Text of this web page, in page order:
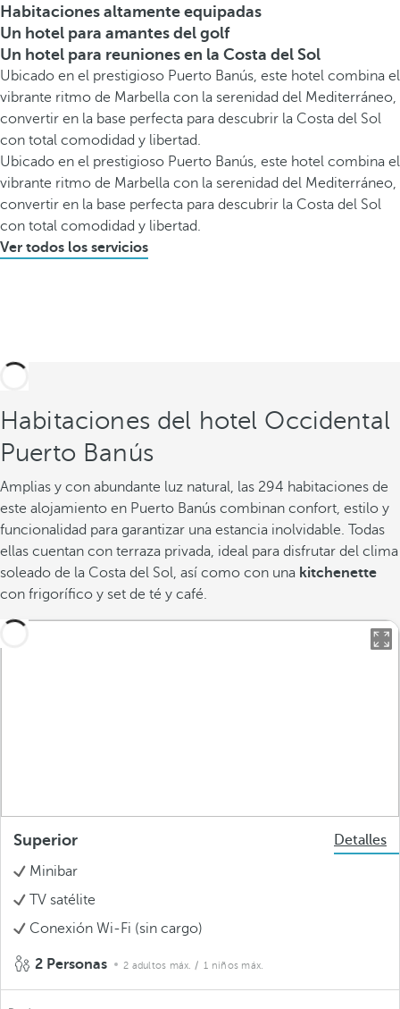
Habitaciones altamente equipadas
Un hotel para amantes del golf
Un hotel para reuniones en la Costa del Sol
Ubicado en el prestigioso Puerto Banús, este hotel combina el
vibrante ritmo de Marbella con la serenidad del Mediterráneo,
convertir en la base perfecta para descubrir la Costa del Sol
con total comodidad y libertad.
Ubicado en el prestigioso Puerto Banús, este hotel combina el
vibrante ritmo de Marbella con la serenidad del Mediterráneo,
convertir en la base perfecta para descubrir la Costa del Sol
con total comodidad y libertad.
Ver todos los servicios
Habitaciones del hotel Occidental
Puerto Banús
Amplias y con abundante luz natural, las 294 habitaciones de
este alojamiento en Puerto Banús combinan confort, estilo y
funcionalidad para garantizar una estancia inolvidable. Todas
ellas cuentan con terraza privada, ideal para disfrutar del clima
soleado de la Costa del Sol, así como con una kitchenette
con frigorífico y set de té y café.
Superior
Detalles
Minibar
TV satélite
Conexión Wi-Fi (sin cargo)
2 Personas 2 adultos máx. / 1 niños máx.